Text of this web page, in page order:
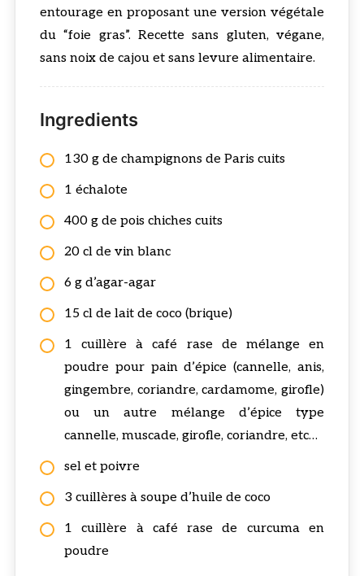
entourage en proposant une version végétale
du “foie gras”. Recette sans gluten, végane,
sans noix de cajou et sans levure alimentaire.
Ingredients
130 g de champignons de Paris cuits
1 échalote
400 g de pois chiches cuits
20 cl de vin blanc
6 g d’agar-agar
15 cl de lait de coco (brique)
1 cuillère à café rase de mélange en
poudre pour pain d’épice (cannelle, anis,
gingembre, coriandre, cardamome, girofle)
ou un autre mélange d’épice type
cannelle, muscade, girofle, coriandre, etc…
sel et poivre
3 cuillères à soupe d’huile de coco
1 cuillère à café rase de curcuma en
poudre